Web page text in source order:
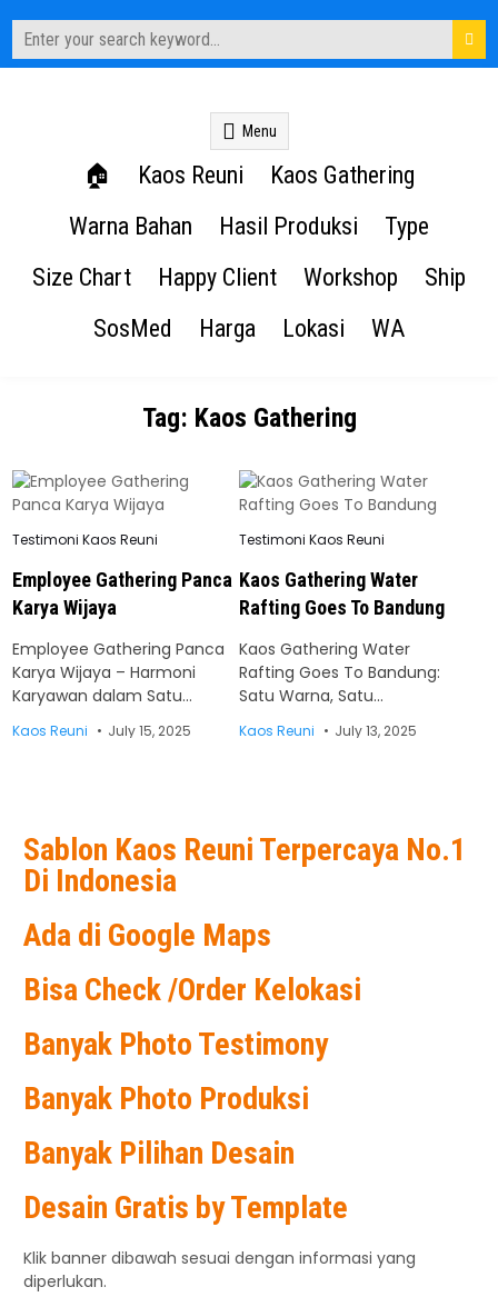
Search
for:
Menu
🏠︎ Kaos Reuni
Kaos Gathering
Warna Bahan
Hasil Produksi
Type
Size Chart
Happy Client Workshop
Ship
SosMed
Harga Lokasi WA
Tag: Kaos Gathering
Posted
Testimoni Kaos Reuni
Employee Gathering Panca
Karya Wijaya
Employee Gathering Panca
Karya Wijaya – Harmoni
Karyawan dalam Satu…
Kaos Reuni July 15, 2025
Posted
Testimoni Kaos Reuni
Kaos Gathering Water
Rafting Goes To Bandung
Kaos Gathering Water
Rafting Goes To Bandung:
Satu Warna, Satu…
Kaos Reuni July 13, 2025
Sablon Kaos Reuni Terpercaya No.1
Di Indonesia
Ada di Google Maps
Bisa Check /Order Kelokasi
Banyak Photo Testimony
Banyak Photo Produksi
Banyak Pilihan Desain
Desain Gratis by Template
Klik banner dibawah sesuai dengan informasi yang
diperlukan.